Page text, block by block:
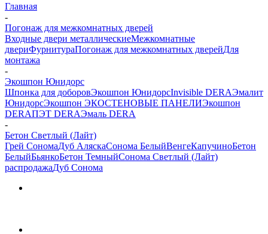
Главная
-
Погонаж для межкомнатных дверей
Входные двери металлическиеМежкомнатные
двериФурнитураПогонаж для межкомнатных дверейДля
монтажа
-
Экошпон Юнидорс
Шпонка для доборовЭкошпон ЮнидорсInvisible DERAЭмалит
ЮнидорсЭкошпон ЭКОСТЕНОВЫЕ ПАНЕЛИЭкошпон
DERAПЭТ DERAЭмаль DERA
-
Бетон Светлый (Лайт)
Грей СономаДуб АляскаСонома БелыйВенгеКапучиноБетон
БелыйБьянкоБетон ТемныйСонома Светлый (Лайт)
распродажаДуб Сонома